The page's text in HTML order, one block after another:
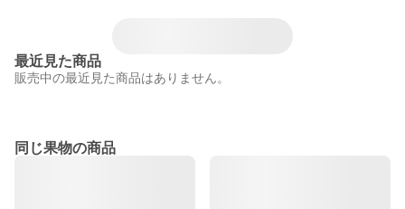
最近見た商品
販売中の最近見た商品はありません。
同じ果物の商品